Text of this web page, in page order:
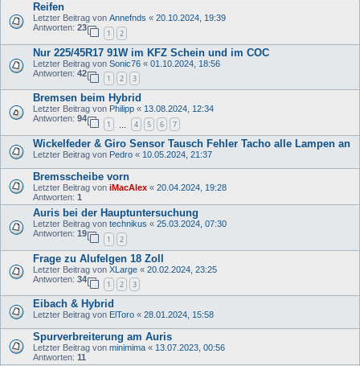
Reifen
Letzter Beitrag von Annefnds « 20.10.2024, 19:39
Antworten: 23
1 2
Nur 225/45R17 91W im KFZ Schein und im COC
Letzter Beitrag von Sonic76 « 01.10.2024, 18:56
Antworten: 42
1 2 3
Bremsen beim Hybrid
Letzter Beitrag von Philipp « 13.08.2024, 12:34
Antworten: 94
1 4 5 6 7
Wickelfeder & Giro Sensor Tausch Fehler Tacho alle Lampen an
Letzter Beitrag von Pedro « 10.05.2024, 21:37
Bremsscheibe vorn
Letzter Beitrag von iMacAlex « 20.04.2024, 19:28
Antworten: 1
Auris bei der Hauptuntersuchung
Letzter Beitrag von technikus « 25.03.2024, 07:30
Antworten: 19
1 2
Frage zu Alufelgen 18 Zoll
Letzter Beitrag von XLarge « 20.02.2024, 23:25
Antworten: 34
1 2 3
Eibach & Hybrid
Letzter Beitrag von ElToro « 28.01.2024, 15:58
Spurverbreiterung am Auris
Letzter Beitrag von minimima « 13.07.2023, 00:56
Antworten: 11